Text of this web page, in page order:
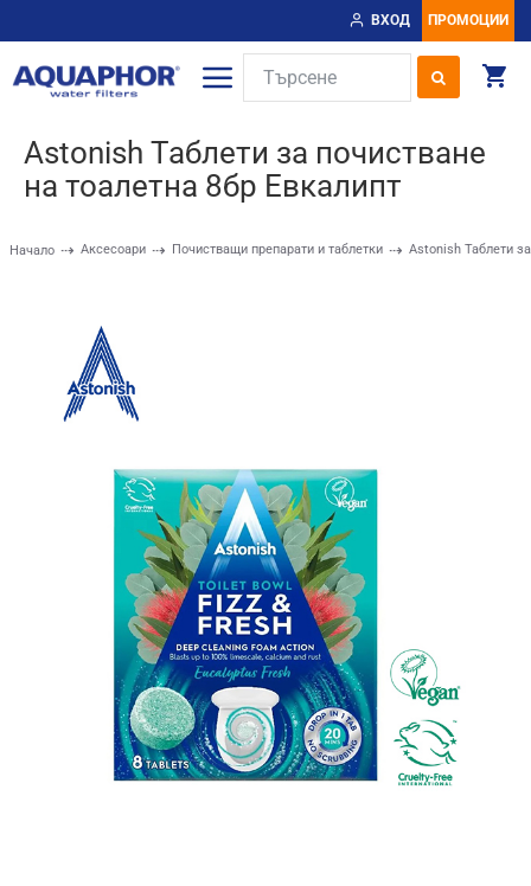
ВХОД ПРОМОЦИИ
Начало Аксесоари Почистващи препарати и таблетки Astonish Таблети
Astonish Таблети за почистване
на тоалетна 8бр Евкалипт